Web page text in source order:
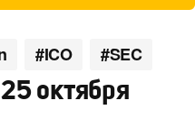
#ICO #SEC
октября